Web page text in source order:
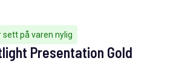
sett på varen nylig
Presentation Gold